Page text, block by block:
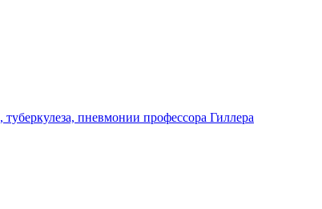
пневмонии профессора Гиллера